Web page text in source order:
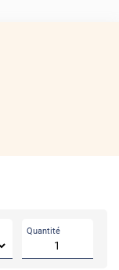
Quantité